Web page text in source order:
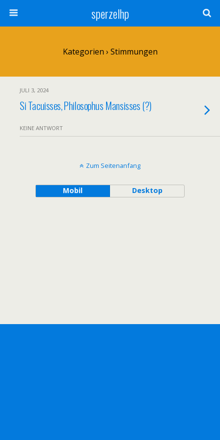
sperzelhp
Kategorien › Stimmungen
JULI 3, 2024
Si Tacuisses, Philosophus Mansisses (?)
KEINE ANTWORT
Zum Seitenanfang
Mobil Desktop